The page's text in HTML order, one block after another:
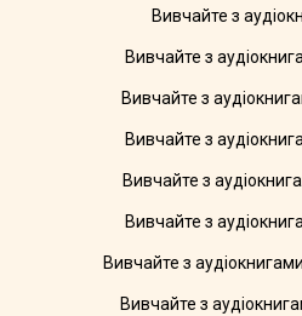
Вивчайте з
Вивчайте з
Вивчайте з
Вивчайте з
Вивчайте з
Вивчайте з
Вивчайте з
Вивчайте з